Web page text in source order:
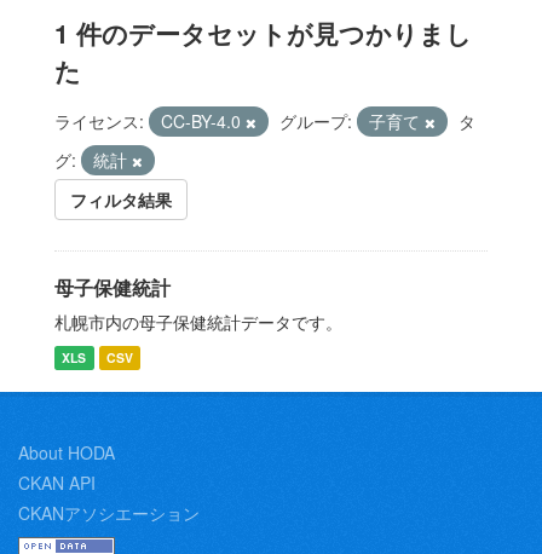
1 件のデータセットが見つかりまし
た
ライセンス: CC-BY-4.0 グループ: 子育て
タ
グ:
統計
フィルタ結果
母子保健統計
札幌市内の母子保健統計データです。
XLS CSV
About HODA
CKAN API
CKANアソシエーション